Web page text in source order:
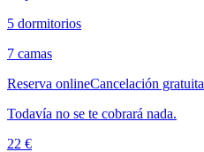
5 dormitorios
7 camas
Reserva onlineCancelación gratuita
Todavía no se te cobrará nada.
22 €